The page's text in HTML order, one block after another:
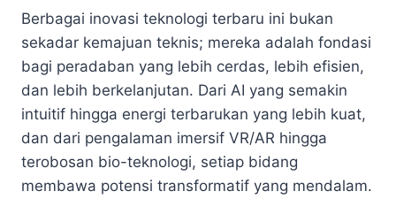
Berbagai inovasi teknologi terbaru ini bukan
sekadar kemajuan teknis; mereka adalah fondasi
bagi peradaban yang lebih cerdas, lebih efisien,
dan lebih berkelanjutan. Dari AI yang semakin
intuitif hingga energi terbarukan yang lebih kuat,
dan dari pengalaman imersif VR/AR hingga
terobosan bio-teknologi, setiap bidang
membawa potensi transformatif yang mendalam.